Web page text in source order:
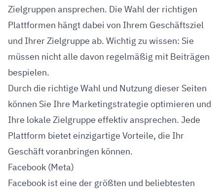
Zielgruppen ansprechen. Die Wahl der richtigen
Plattformen hängt dabei von Ihrem Geschäftsziel
und Ihrer Zielgruppe ab. Wichtig zu wissen: Sie
müssen nicht alle davon regelmäßig mit Beiträgen
bespielen.
Durch die richtige Wahl und Nutzung dieser Seiten
können Sie Ihre Marketingstrategie optimieren und
Ihre lokale Zielgruppe effektiv ansprechen. Jede
Plattform bietet einzigartige Vorteile, die Ihr
Geschäft voranbringen können.
Facebook (Meta)
Facebook ist eine der größten und beliebtesten